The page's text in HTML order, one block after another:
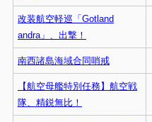
改装航空軽巡「Gotland
andra」、出撃！
南西諸島海域合同哨戒
【航空母艦特別任務】航空戦
隊、精鋭無比！